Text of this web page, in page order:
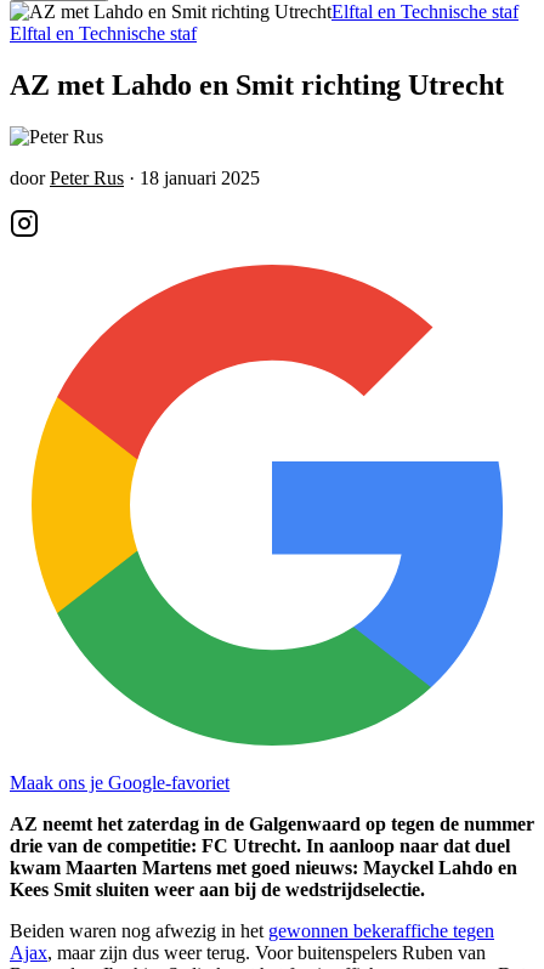
Elftal en Technische staf
Elftal en Technische staf
AZ met Lahdo en Smit richting Utrecht
door Peter Rus · 18 januari 2025
Maak ons je Google-favoriet
AZ neemt het zaterdag in de Galgenwaard op tegen de nummer
drie van de competitie: FC Utrecht. In aanloop naar dat duel
kwam Maarten Martens met goed nieuws: Mayckel Lahdo en
Kees Smit sluiten weer aan bij de wedstrijdselectie.
Beiden waren nog afwezig in het gewonnen bekeraffiche tegen
Ajax, maar zijn dus weer terug. Voor buitenspelers Ruben van